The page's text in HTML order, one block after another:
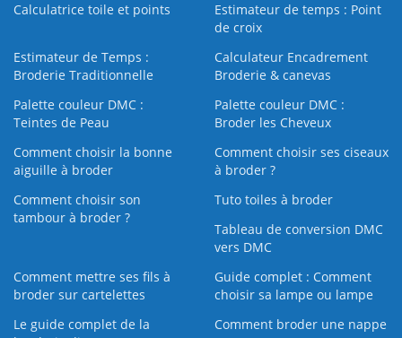
Calculatrice toile et points
Estimateur de temps : Point
de croix
Estimateur de Temps :
Broderie Traditionnelle
Calculateur Encadrement
Broderie & canevas
Palette couleur DMC :
Teintes de Peau
Palette couleur DMC :
Broder les Cheveux
Comment choisir la bonne
aiguille à broder
Comment choisir ses ciseaux
à broder ?
Comment choisir son
tambour à broder ?
Tuto toiles à broder
Tableau de conversion DMC
vers DMC
Comment mettre ses fils à
broder sur cartelettes
Guide complet : Comment
choisir sa lampe ou lampe
Le guide complet de la
Comment broder une nappe